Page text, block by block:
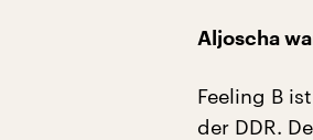
Aljoscha
Feeling B
der DDR.